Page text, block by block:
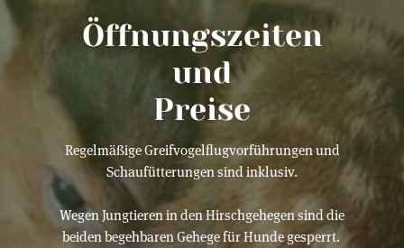
Öffnungszeiten
und
Preise
Regelmäßige Greifvogelflugvorführungen und
Schaufütterungen sind inklusiv.
Wegen Jungtieren in den Hirschgehegen sind die
beiden begehbaren Gehege für Hunde gesperrt.